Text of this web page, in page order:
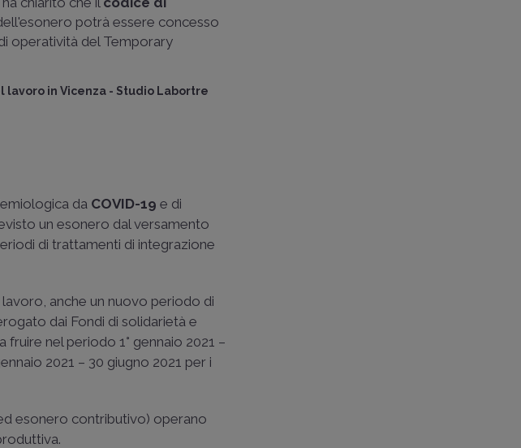
potrà essere concesso
operatività del Temporary
lavoro in Vicenza - Studio Labortre
da COVID-19 e di
un esonero dal versamento
di trattamenti di integrazione
anche un nuovo periodo di
dai Fondi di solidarietà e
nel periodo 1° gennaio 2021 –
2021 – 30 giugno 2021 per i
esonero contributivo) operano